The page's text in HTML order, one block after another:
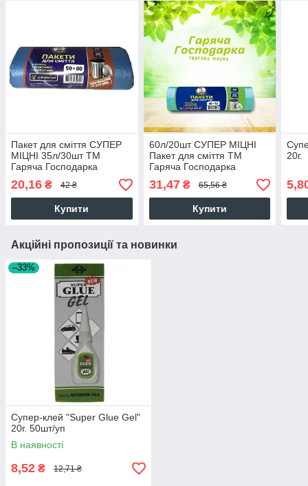
Пакет для сміття СУПЕР
МІЦНІ 35л/30шт ТМ
Гаряча Господарка
(50*60см) 50шт./уп 19824
20,16 ₴ 42 ₴
Купити
60л/20шт СУПЕР МІЦНІ
Пакет для сміття ТМ
Гаряча Господарка
(60*72см) 40шт/уп УБ17-
25-24 19824
31,47₴ 65,56 ₴
Купити
20г.
Акційні пропозиції та новинки
–33%
Супер-клей "Super Glue Gel"
20г. 50шт/уп
В наявності
8,52 ₴ 12,71 ₴